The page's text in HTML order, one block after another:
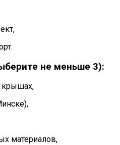
не меньше 3):
крышах,
материалов,